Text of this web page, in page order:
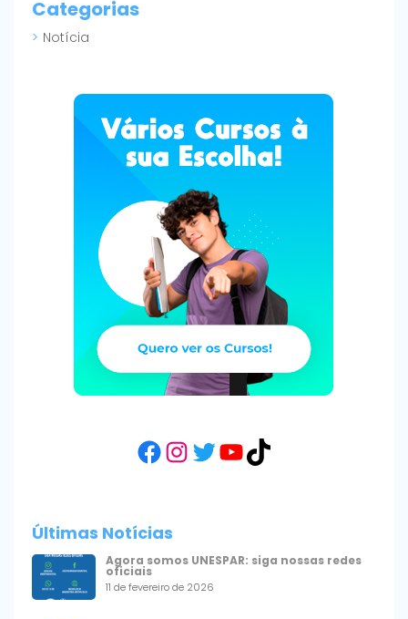
Categorias
Notícia
Facebook
Instagram
Twitter
YouTube
TikTok
Últimas Notícias
Agora somos UNESPAR: siga nossas redes
oficiais
11 de fevereiro de 2026